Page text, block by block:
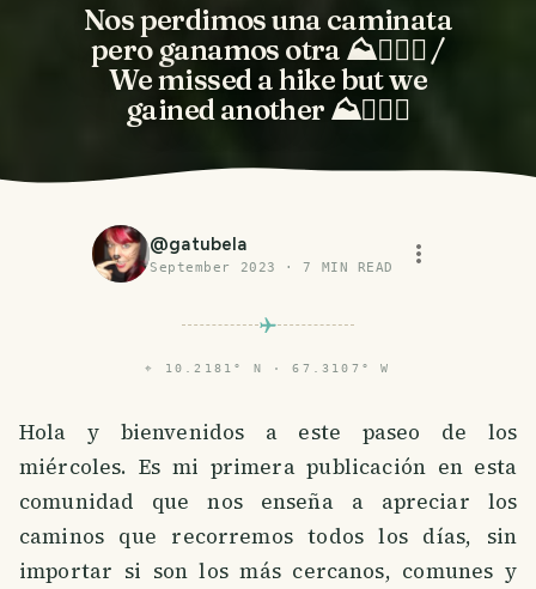
Nos perdimos una caminata
pero ganamos otra ⛰️🏃🏻‍♀️ /
We missed a hike but we
gained another ⛰️🏃🏻‍♀️
@gatubela
September 2023 ·7 MIN READ
⌖ 10.2181° N · 67.3107° W
Hola y bienvenidos a este paseo de los
miércoles. Es mi primera publicación en esta
comunidad que nos enseña a apreciar los
caminos que recorremos todos los días, sin
importar si son los más cercanos, comunes y